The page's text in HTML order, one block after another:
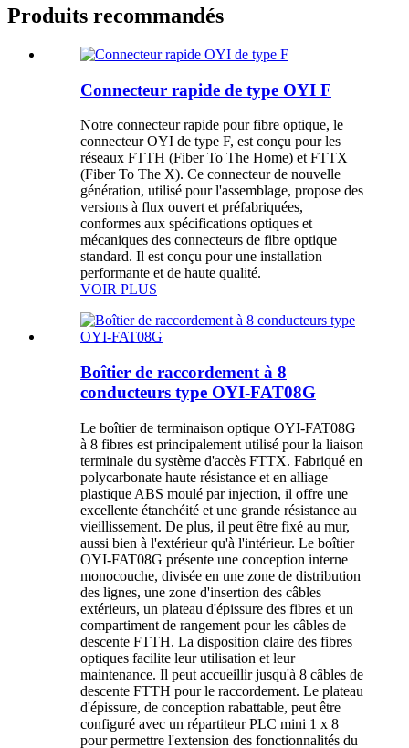
Produits recommandés
Connecteur rapide de type OYI F
Notre connecteur rapide pour fibre optique, le
connecteur OYI de type F, est conçu pour les
réseaux FTTH (Fiber To The Home) et FTTX
(Fiber To The X). Ce connecteur de nouvelle
génération, utilisé pour l'assemblage, propose des
versions à flux ouvert et préfabriquées,
conformes aux spécifications optiques et
mécaniques des connecteurs de fibre optique
standard. Il est conçu pour une installation
performante et de haute qualité.
VOIR PLUS
Boîtier de raccordement à 8
conducteurs type OYI-FAT08G
Le boîtier de terminaison optique OYI-FAT08G
à 8 fibres est principalement utilisé pour la liaison
terminale du système d'accès FTTX. Fabriqué en
polycarbonate haute résistance et en alliage
plastique ABS moulé par injection, il offre une
excellente étanchéité et une grande résistance au
vieillissement. De plus, il peut être fixé au mur,
aussi bien à l'extérieur qu'à l'intérieur. Le boîtier
OYI-FAT08G présente une conception interne
monocouche, divisée en une zone de distribution
des lignes, une zone d'insertion des câbles
extérieurs, un plateau d'épissure des fibres et un
compartiment de rangement pour les câbles de
descente FTTH. La disposition claire des fibres
optiques facilite leur utilisation et leur
maintenance. Il peut accueillir jusqu'à 8 câbles de
descente FTTH pour le raccordement. Le plateau
d'épissure, de conception rabattable, peut être
configuré avec un répartiteur PLC mini 1 x 8
pour permettre l'extension des fonctionnalités du